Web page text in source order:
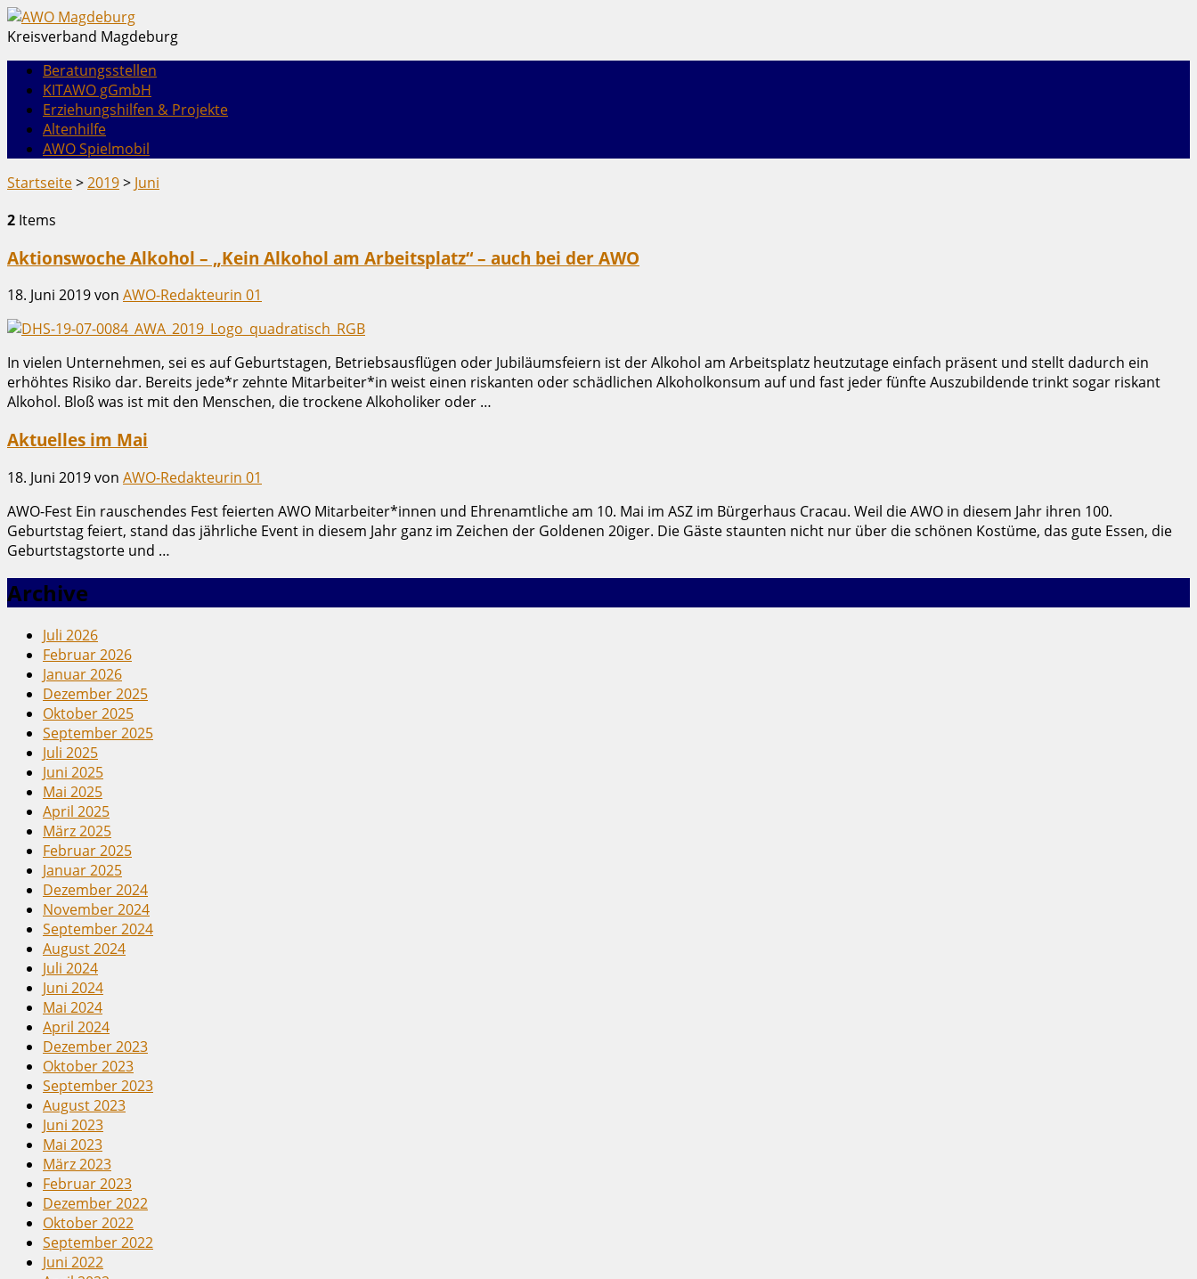
Kreisverband Magdeburg
Beratungsstellen
KITAWO gGmbH
Erziehungshilfen & Projekte
Altenhilfe
AWO Spielmobil
Startseite>2019> Juni
2 Items
Aktionswoche Alkohol – „Kein Alkohol am Arbeitsplatz“ – auch bei der AWO
18. Juni 2019von AWO-Redakteurin 01
In vielen Unternehmen, sei es auf Geburtstagen, Betriebsausflügen oder Jubiläumsfeiern ist der Alkohol am Arbeitsplatz heutzutage einfach präsent und stellt dadurch ein
erhöhtes Risiko dar. Bereits jede*r zehnte Mitarbeiter*in weist einen riskanten oder schädlichen Alkoholkonsum auf und fast jeder fünfte Auszubildende trinkt sogar riskant
Alkohol. Bloß was ist mit den Menschen, die trockene Alkoholiker oder …
Aktuelles im Mai
18. Juni 2019von AWO-Redakteurin 01
AWO-Fest Ein rauschendes Fest feierten AWO Mitarbeiter*innen und Ehrenamtliche am 10. Mai im ASZ im Bürgerhaus Cracau. Weil die AWO in diesem Jahr ihren 100.
Geburtstag feiert, stand das jährliche Event in diesem Jahr ganz im Zeichen der Goldenen 20iger. Die Gäste staunten nicht nur über die schönen Kostüme, das gute Essen, die
Geburtstagstorte und …
Archive
Juli 2026
Februar 2026
Januar 2026
Dezember 2025
Oktober 2025
September 2025
Juli 2025
Juni 2025
Mai 2025
April 2025
März 2025
Februar 2025
Januar 2025
Dezember 2024
November 2024
September 2024
August 2024
Juli 2024
Juni 2024
Mai 2024
April 2024
Dezember 2023
Oktober 2023
September 2023
August 2023
Juni 2023
Mai 2023
März 2023
Februar 2023
Dezember 2022
Oktober 2022
September 2022
Juni 2022